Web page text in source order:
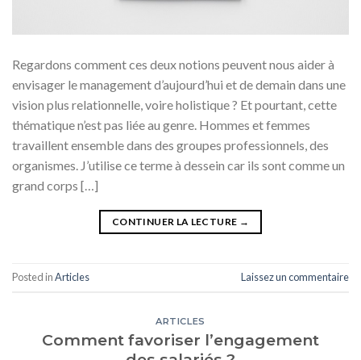
Regardons comment ces deux notions peuvent nous aider à
envisager le management d’aujourd’hui et de demain dans une
vision plus relationnelle, voire holistique ? Et pourtant, cette
thématique n’est pas liée au genre. Hommes et femmes
travaillent ensemble dans des groupes professionnels, des
organismes. J’utilise ce terme à dessein car ils sont comme un
grand corps […]
CONTINUER LA LECTURE →
Posted inArticles Laissez un commentaire
ARTICLES
Comment favoriser l’engagement